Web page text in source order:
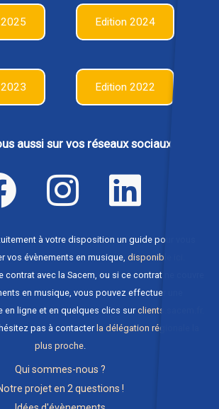
Edition 2024
Edition 2022
aussi sur vos réseaux sociaux
à votre disposition un guide pour vous
vos évènements en musique, disponible ici
contrat avec la Sacem, ou si ce contrat ne couvre
en musique, vous pouvez effectuer une
en ligne et en quelques clics surclients.sacem.fr
pas à contacter la délégation régionale la
plus proche.
Qui sommes-nous ?
projet en 2 questions !